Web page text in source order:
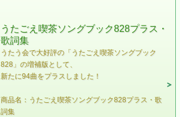
うたごえ喫茶ソングブック828プラス・
歌詞集
うたう会で大好評の「うたごえ喫茶ソングブック
828」の増補版として、
新たに94曲をプラスしました！
商品名：うたごえ喫茶ソングブック828プラス・歌
詞集